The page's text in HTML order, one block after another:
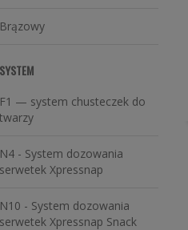
Brązowy
SYSTEM
F1 — system chusteczek do
twarzy
N4 - System dozowania
serwetek Xpressnap
N10 - System dozowania
serwetek Xpressnap Snack